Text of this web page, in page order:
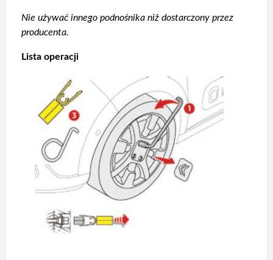
Nie używać innego podnośnika niż dostarczony przez
producenta.
Lista operacji